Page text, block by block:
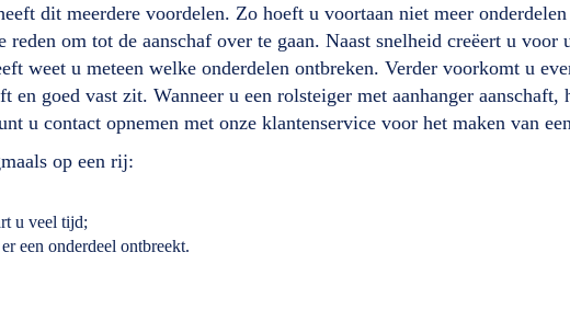
dit meerdere voordelen. Zo hoeft u voortaan niet meer
om tot de aanschaf over te gaan. Naast snelheid creëert u
weet u meteen welke onderdelen ontbreken. Verder voorkomt u
goed vast zit. Wanneer u een rolsteiger met aanhanger aanschaft,
u contact opnemen met onze klantenservice voor het maken van
op een rij:
u veel tijd;
een onderdeel ontbreekt.